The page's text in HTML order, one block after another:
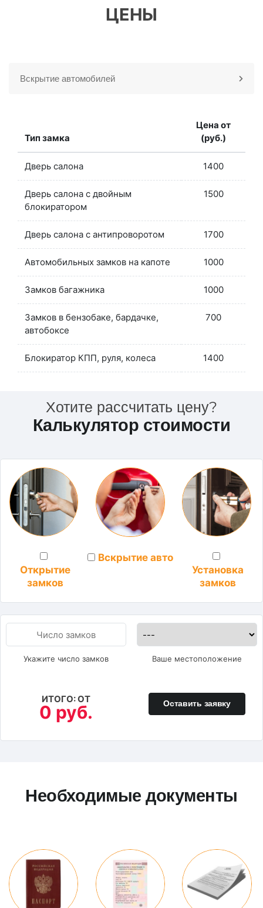
ЦЕНЫ
Вскрытие автомобилей
Тип замка
Цена от
(руб.)
Дверь салона 1400
Дверь салона с двойным
блокиратором
1500
Дверь салона с антипроворотом 1700
Автомобильных замков на капоте 1000
Замков багажника 1000
Замков в бензобаке, бардачке,
автобоксе
700
Блокиратор КПП, руля, колеса 1400
Хотите рассчитать цену?
Калькулятор стоимости
Открытие
замков
Вскрытие авто
Установка
замков
Укажите число замков Ваше местоположение
ИТОГО: ОТ
0 руб. Оставить заявку
Необходимые документы